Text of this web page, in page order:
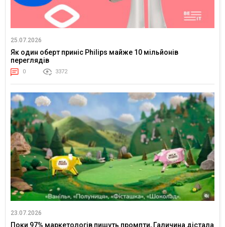
25.07.2026
Як один оберт приніс Philips майже 10 мільйонів
переглядів
0 3372
23.07.2026
Поки 97% маркетологів пишуть промпти, Галичина дістала